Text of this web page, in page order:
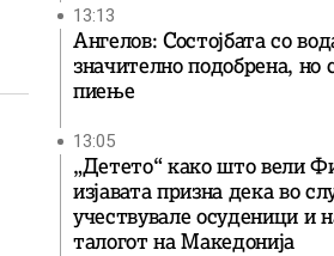
13:13
Ангелов: Состојбата со
значително подобрена, но
пиење
13:05
„Детето“ како што вели
изјавата призна дека во
учествувале осуденици и
талогот на Македонија